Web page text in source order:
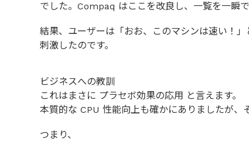
でした。Compaq はここを改良し、一覧を一瞬
結果、ユーザーは「おお、このマシンは速い！
刺激したのです。
ビジネスへの教訓
これはまさに プラセボ効果の応用 と言えます。
本質的な CPU 性能向上も確かにありましたが、
つまり、